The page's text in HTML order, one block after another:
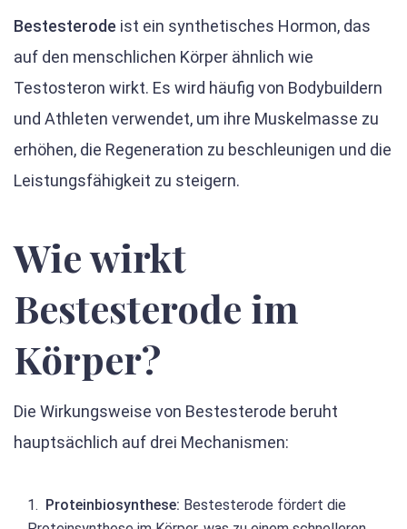
Bestesterode ist ein synthetisches Hormon, das
auf den menschlichen Körper ähnlich wie
Testosteron wirkt. Es wird häufig von Bodybuildern
und Athleten verwendet, um ihre Muskelmasse zu
erhöhen, die Regeneration zu beschleunigen und die
Leistungsfähigkeit zu steigern.
Wie wirkt
Bestesterode im
Körper?
Die Wirkungsweise von Bestesterode beruht
hauptsächlich auf drei Mechanismen:
Proteinbiosynthese: Bestesterode fördert die